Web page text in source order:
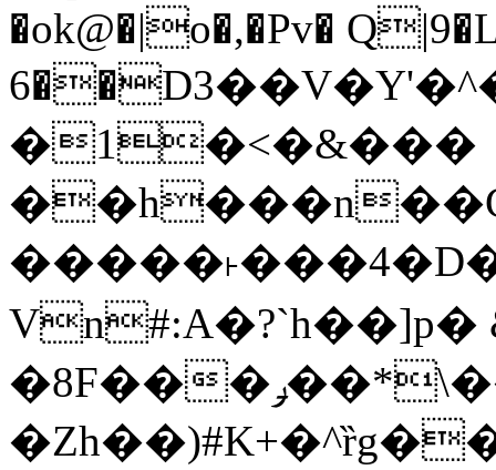
�ok@�|o�,�Pv�
�1�<�&���
Vn#:A�?`h��]p�
�8F���ݛ��*\��U��S